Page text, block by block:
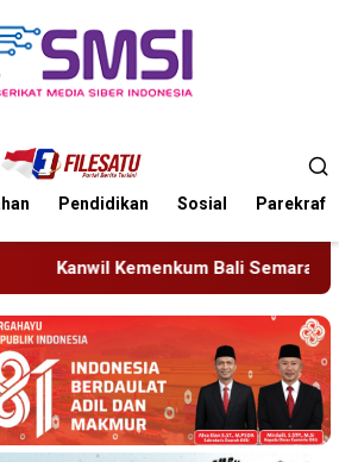
Pendidikan Sosial Parekraf
Hari Pengayoman ke-81